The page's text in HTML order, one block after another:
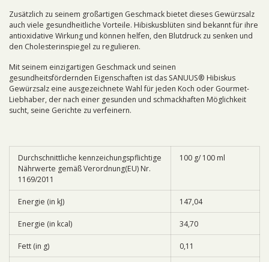
Zusätzlich zu seinem großartigen Geschmack bietet dieses Gewürzsalz
auch viele gesundheitliche Vorteile. Hibiskusblüten sind bekannt für ihre
antioxidative Wirkung und können helfen, den Blutdruck zu senken und
den Cholesterinspiegel zu regulieren.
Mit seinem einzigartigen Geschmack und seinen
gesundheitsfördernden Eigenschaften ist das SANUUS® Hibiskus
Gewürzsalz eine ausgezeichnete Wahl für jeden Koch oder Gourmet-
Liebhaber, der nach einer gesunden und schmackhaften Möglichkeit
sucht, seine Gerichte zu verfeinern.
Durchschnittliche kennzeichungspflichtige
Nährwerte gemäß Verordnung(EU) Nr.
1169/2011
100 g/ 100 ml
Energie (in kJ) 147,04
Energie (in kcal) 34,70
Fett (in g) 0,11